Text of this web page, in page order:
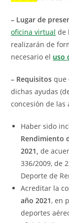
– Lugar de
oficina virtual de
realizarán de
necesario el uso
– Requisitos que
dichas ayudas
concesión de las
Haber sido
Rendimiento
2021,de
336/2009, de
Deporte de
Acreditar la
año 2021, en
deportes